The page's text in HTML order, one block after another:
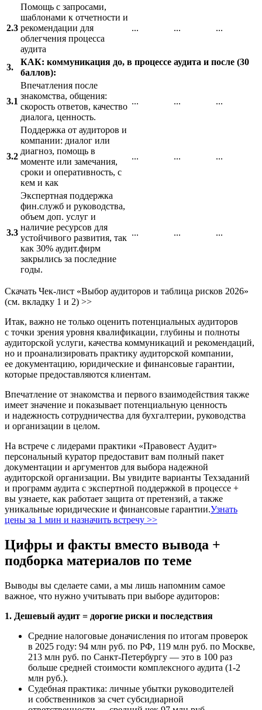
2.3
Помощь с запросами,
шаблонами к отчетности и
рекомендации для
облегчения процесса
аудита
... ... ...
3.
КАК: коммуникация до, в процессе аудита и после (30
баллов):
3.1
Впечатления после
знакомства, общения:
скорость ответов, качество
диалога, ценность.
... ... ...
3.2
Поддержка от аудиторов и
компании: диалог или
диагноз, помощь в
моменте или замечания,
сроки и оперативность, с
кем и как
... ... ...
3.3
Экспертная поддержка
фин.служб и руководства,
объем доп. услуг и
наличие ресурсов для
устойчивого развития, так
как 30% аудит.фирм
закрылись за последние
годы.
... ... ...
Скачать Чек-лист «Выбор аудиторов и таблица рисков 2026»
(см. вкладку 1 и 2) >>
Итак, важно не только оценить потенциальных аудиторов
с точки зрения уровня квалификации, глубины и полноты
аудиторской услуги, качества коммуникаций и рекомендаций,
но и проанализировать практику аудиторской компании,
ее документацию, юридические и финансовые гарантии,
которые предоставляются клиентам.
Впечатление от знакомства и первого взаимодействия также
имеет значение и показывает потенциальную ценность
и надежность сотрудничества для бухгалтерии, руководства
и организации в целом.
На встрече с лидерами практики «Правовест Аудит»
персональный куратор предоставит вам полный пакет
документации и аргументов для выбора надежной
аудиторской организации. Вы увидите варианты Техзаданий
и программ аудита с экспертной поддержкой в процессе +
вы узнаете, как работает защита от претензий, а также
уникальные юридические и финансовые гарантии.Узнать
цены за 1 мин и назначить встречу >>
Цифры и факты вместо вывода +
подборка материалов по теме
Выводы вы сделаете сами, а мы лишь напомним самое
важное, что нужно учитывать при выборе аудиторов:
1. Дешевый аудит = дорогие риски и последствия
Средние налоговые доначисления по итогам проверок
в 2025 году: 94 млн руб. по РФ, 119 млн руб. по Москве,
213 млн руб. по Санкт-Петербургу — это в 100 раз
больше средней стоимости комплексного аудита (1-2
млн руб.).
Судебная практика: личные убытки руководителей
и собственников за счет субсидиарной